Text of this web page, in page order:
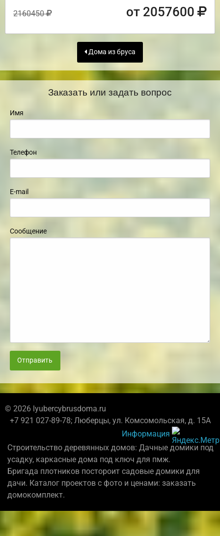
2160450 от 2057600
Дома из бруса
Заказать или задать вопрос
Имя
Телефон
E-mail
Сообщение
Отправить
© 2026 lyubercybrusdoma.ru
+7 921 027-89-78; Люберцы, ул. Комсомольская, д. 15А
Информация
Строительство деревянных домов: Дачные домики под
усадку, каркасные дома под ключ для пмж.
Бригада плотников постороит садовые домики для
дачи. Каталог проектов с фото и ценами: заказать
домокомплект.